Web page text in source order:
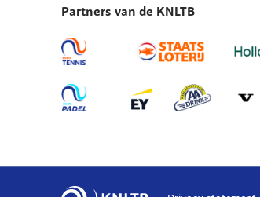
Partners van de KNLTB